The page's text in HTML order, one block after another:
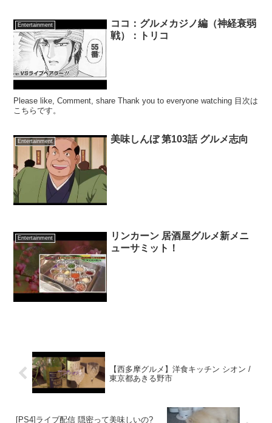
Entertainment
ココ：グルメカジノ編（神経衰弱
戦）：トリコ
Please like, Comment, share Thank you to everyone watching 目次は
こちらです。
Entertainment 美味しんぼ 第103話 グルメ志向
Entertainment
リンカーン 居酒屋グルメ新メニ
ューサミット！
【西多摩グルメ】洋食キッチン シオン /
東京都あきる野市
[PS4]ライブ配信 隠密って美味しいの?